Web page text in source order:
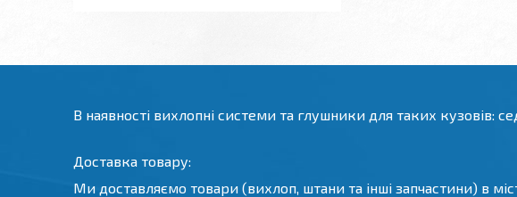
В наявності вихлопні системи та глушники для таких кузовів:
Доставка товару:
Ми доставляємо товари (вихлоп, штани та інші запчастини) в